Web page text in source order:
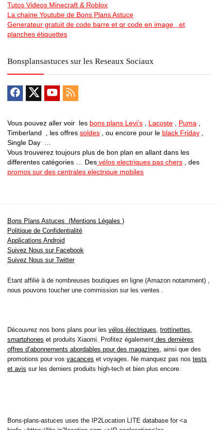
Tutos Videos Minecraft & Roblox
La chaine Youtube de Bons Plans Astuce
Generateur gratuit de code barre et qr code en image , et
planches étiquettes
Bonsplansastuces sur les Reseaux Sociaux
Vous pouvez aller voir les bons plans Levi’s , Lacoste , Puma ,
Timberland , les offres soldes , ou encore pour le black Friday ,
Single Day …
Vous trouverez toujours plus de bon plan en allant dans les
differentes catégories … Des vélos electriques pas chers , des
promos sur des centrales electrique mobiles
Bons Plans Astuces (Mentions Légales )
Politique de Confidentialité
Applications Android
Suivez Nous sur Facebook
Suivez Nous sur Twitter
Etant affilié à de nombreuses boutiques en ligne (Amazon notamment) ,
nous pouvons toucher une commission sur les ventes .
Découvrez nos bons plans pour les vélos électriques, trottinettes,
smartphones et produits Xiaomi. Profitez également des dernières
offres d’abonnements abordables pour des magazines, ainsi que des
promotions pour vos vacances et voyages. Ne manquez pas nos tests
et avis sur les derniers produits high-tech et bien plus encore.
Bons-plans-astuces uses the IP2Location LITE database for <a